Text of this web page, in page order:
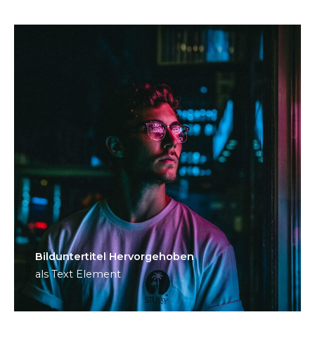
Bild­unter­titel Hervorgehoben
als Text Element